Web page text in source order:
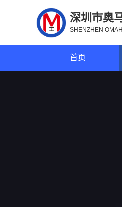
深圳市奥
SHENZHEN
首页